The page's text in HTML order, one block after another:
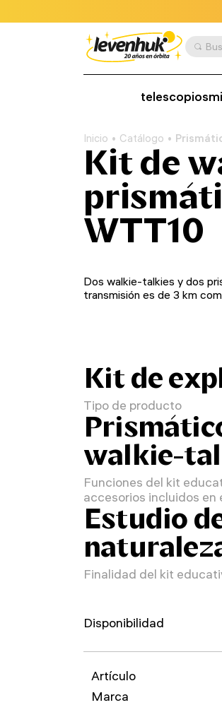
telescopios
Inicio Catálogo
Kit de
WTT10
Dos walkie-talkies y dos
transmisión es de 3 km
Kit de
Tipo de producto
walkie-
Funciones del kit
accesorios incluidos en
Estudio
Finalidad del kit
Disponibilidad
Artículo
Marca